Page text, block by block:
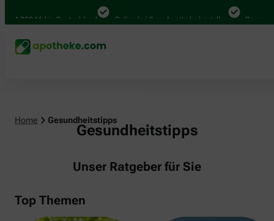
Mal in Deutschland Online bei Ihrer Apotheke bestellen Bequem
Home Gesundheitstipps
Gesundheitstipps
Unser Ratgeber für Sie
Top Themen